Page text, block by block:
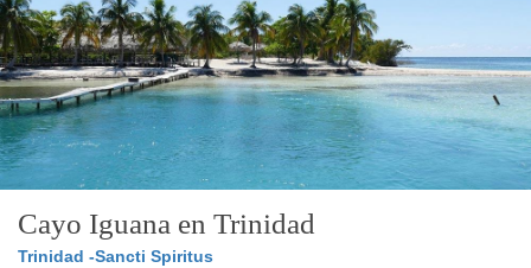
Cayo Iguana en Trinidad
Trinidad -Sancti Spiritus